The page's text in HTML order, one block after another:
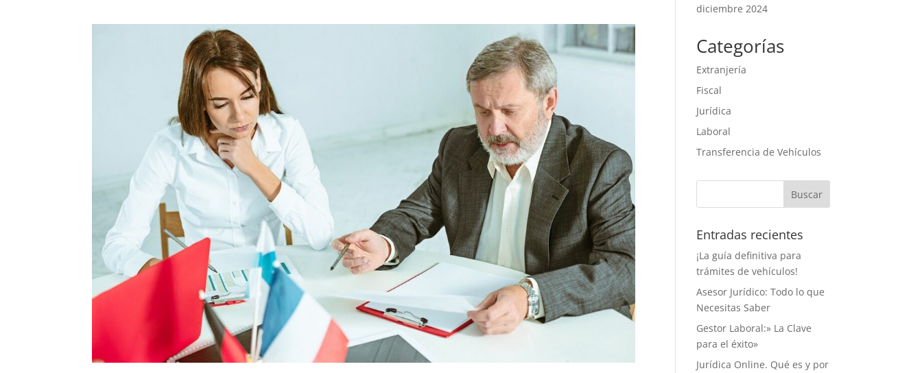
diciembre 2024
Categorías
Extranjería
Fiscal
Jurídica
Laboral
Transferencia de Vehículos
Entradas recientes
¡La guía definitiva para
trámites de vehículos!
Asesor Jurídico: Todo lo que
Necesitas Saber
Gestor Laboral:» La Clave
para el éxito»
Jurídica Online. Qué es y por